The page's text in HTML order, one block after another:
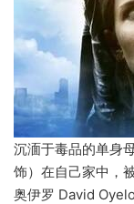
沉湎于毒品的单身
饰）在自己家中，
奥伊罗 David